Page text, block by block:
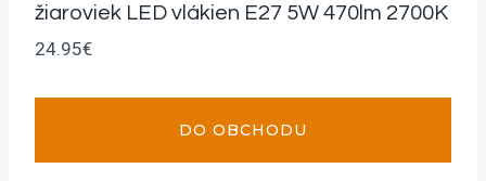
žiaroviek LED vlákien E27 5W 470lm 2700K
24.95€
DO OBCHODU